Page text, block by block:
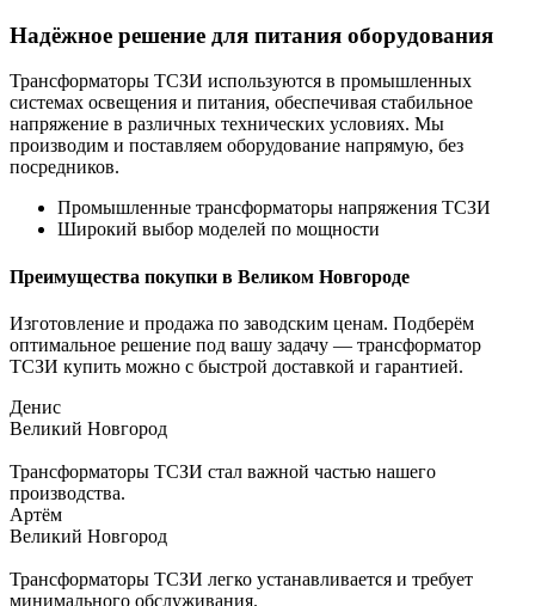
Надёжное решение для питания оборудования
Трансформаторы ТСЗИ используются в промышленных
системах освещения и питания, обеспечивая стабильное
напряжение в различных технических условиях. Мы
производим и поставляем оборудование напрямую, без
посредников.
Промышленные трансформаторы напряжения ТСЗИ
Широкий выбор моделей по мощности
Преимущества покупки в Великом Новгороде
Изготовление и продажа по заводским ценам. Подберём
оптимальное решение под вашу задачу — трансформатор
ТСЗИ купить можно с быстрой доставкой и гарантией.
Денис
Великий Новгород
Трансформаторы ТСЗИ стал важной частью нашего
производства.
Артём
Великий Новгород
Трансформаторы ТСЗИ легко устанавливается и требует
минимального обслуживания.